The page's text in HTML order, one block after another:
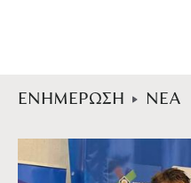
ΕΝΗΜΕΡΩΣΗ ΝΕΑ